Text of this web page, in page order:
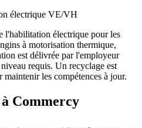
électrique VE/VH
l'habilitation électrique pour les
à motorisation thermique,
est délivrée par l'employeur
requis. Un recyclage est
maintenir les compétences à jour.
à Commercy